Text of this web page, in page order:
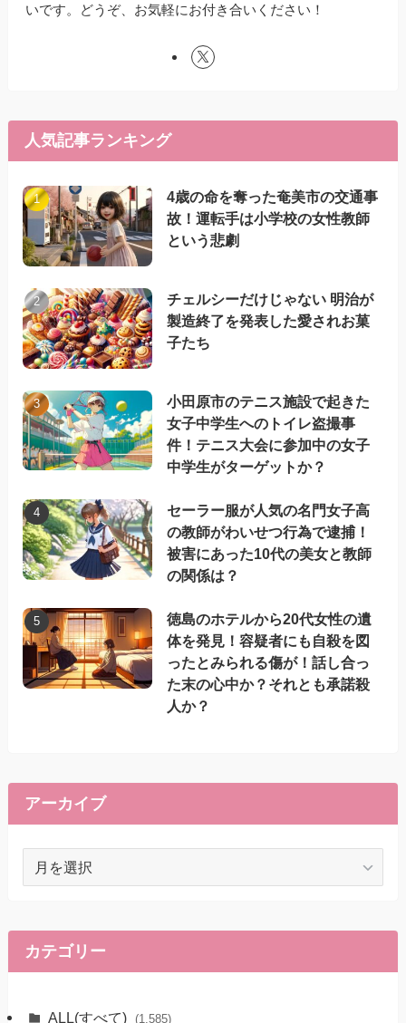
いです。どうぞ、お気軽にお付き合いください！
人気記事ランキング
4歳の命を奪った奄美市の交通事
故！運転手は小学校の女性教師
という悲劇
チェルシーだけじゃない 明治が
製造終了を発表した愛されお菓
子たち
小田原市のテニス施設で起きた
女子中学生へのトイレ盗撮事
件！テニス大会に参加中の女子
中学生がターゲットか？
セーラー服が人気の名門女子高
の教師がわいせつ行為で逮捕！
被害にあった10代の美女と教師
の関係は？
徳島のホテルから20代女性の遺
体を発見！容疑者にも自殺を図
ったとみられる傷が！話し合っ
た末の心中か？それとも承諾殺
人か？
アーカイブ
ブ
カテゴリー
ALL(すべて) (1,585)